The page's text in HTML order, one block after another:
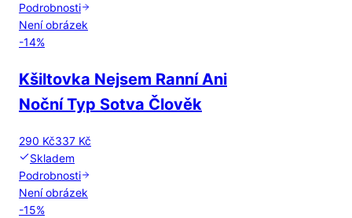
Podrobnosti
Není obrázek
-14%
Kšiltovka Nejsem Ranní Ani
Noční Typ Sotva Člověk
290 Kč337 Kč
Skladem
Podrobnosti
Není obrázek
-15%